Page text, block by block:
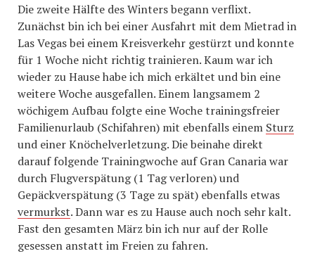
Die zweite Hälfte des Winters begann verflixt.
Zunächst bin ich bei einer Ausfahrt mit dem Mietrad in
Las Vegas bei einem Kreisverkehr gestürzt und konnte
für 1 Woche nicht richtig trainieren. Kaum war ich
wieder zu Hause habe ich mich erkältet und bin eine
weitere Woche ausgefallen. Einem langsamem 2
wöchigem Aufbau folgte eine Woche trainingsfreier
Familienurlaub (Schifahren) mit ebenfalls einem Sturz
und einer Knöchelverletzung. Die beinahe direkt
darauf folgende Trainingwoche auf Gran Canaria war
durch Flugverspätung (1 Tag verloren) und
Gepäckverspätung (3 Tage zu spät) ebenfalls etwas
vermurkst. Dann war es zu Hause auch noch sehr kalt.
Fast den gesamten März bin ich nur auf der Rolle
gesessen anstatt im Freien zu fahren.